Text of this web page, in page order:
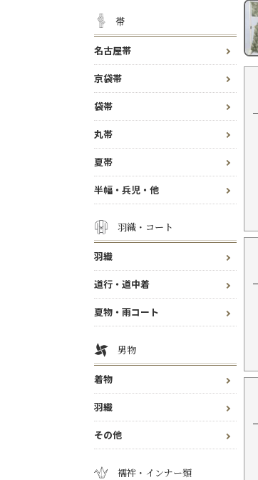
帯
名古屋帯
京袋帯
袋帯
丸帯
夏帯
半幅・兵児・他
羽織・コート
羽織
道行・道中着
夏物・雨コート
男物
着物
羽織
その他
襦袢・インナー類